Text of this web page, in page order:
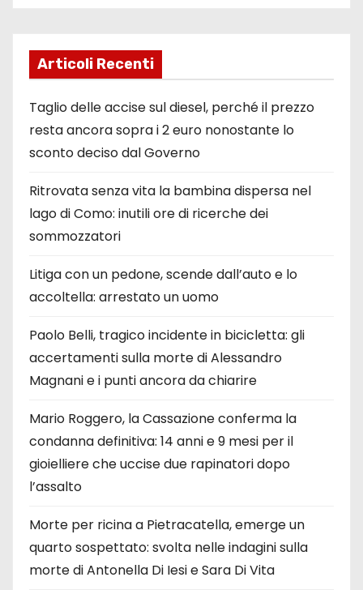
Articoli Recenti
Taglio delle accise sul diesel, perché il prezzo
resta ancora sopra i 2 euro nonostante lo
sconto deciso dal Governo
Ritrovata senza vita la bambina dispersa nel
lago di Como: inutili ore di ricerche dei
sommozzatori
Litiga con un pedone, scende dall’auto e lo
accoltella: arrestato un uomo
Paolo Belli, tragico incidente in bicicletta: gli
accertamenti sulla morte di Alessandro
Magnani e i punti ancora da chiarire
Mario Roggero, la Cassazione conferma la
condanna definitiva: 14 anni e 9 mesi per il
gioielliere che uccise due rapinatori dopo
l’assalto
Morte per ricina a Pietracatella, emerge un
quarto sospettato: svolta nelle indagini sulla
morte di Antonella Di Iesi e Sara Di Vita